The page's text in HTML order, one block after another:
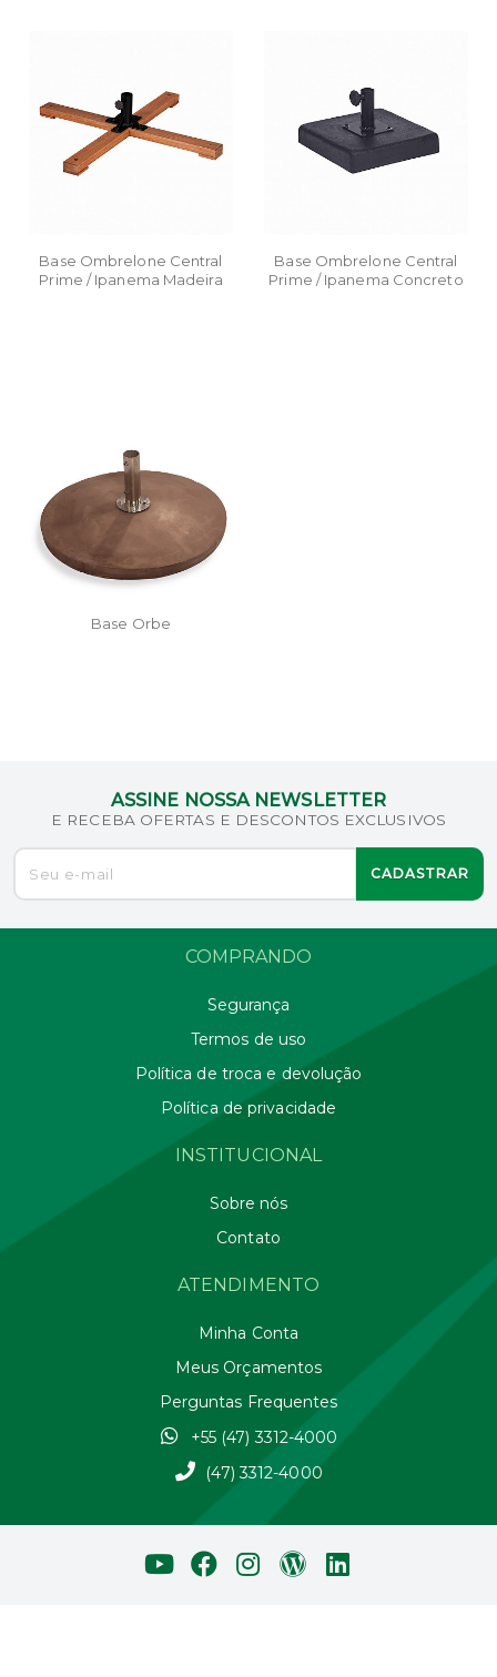
Base Ombrelone Central
Prime / Ipanema Madeira
Base Ombrelone Central
Prime / Ipanema Concreto
Base Orbe
ASSINE NOSSA NEWSLETTER
E RECEBA OFERTAS E DESCONTOS EXCLUSIVOS
CADASTRAR
COMPRANDO
Segurança
Termos de uso
Política de troca e devolução
Política de privacidade
INSTITUCIONAL
Sobre nós
Contato
ATENDIMENTO
Minha Conta
Meus Orçamentos
Perguntas Frequentes
+55 (47) 3312-4000
(47) 3312-4000